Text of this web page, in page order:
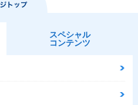
スペシャル
コンテンツ